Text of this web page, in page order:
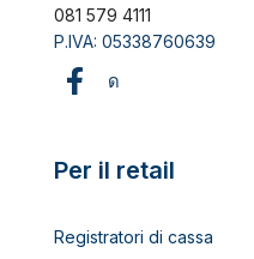
081 579 4111
P.IVA: 05338760639
Per il retail
Registratori di cassa